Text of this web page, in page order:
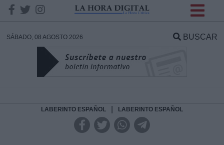
SÁBADO, 08 AGOSTO 2026 BUSCAR
LABERINTO ESPAÑOL LABERINTO ESPAÑOL
DATOS
Responsable: